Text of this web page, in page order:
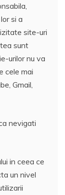
si a
site-uri
sunt
urilor nu va
cele mai
Gmail,
nevigati
in ceea ce
un nivel